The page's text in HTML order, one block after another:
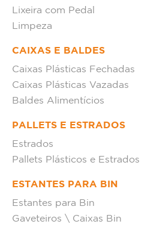
Lixeira com Pedal
Limpeza
CAIXAS E BALDES
Caixas Plásticas Fechadas
Caixas Plásticas Vazadas
Baldes Alimentícios
PALLETS E ESTRADOS
Estrados
Pallets Plásticos e Estrados
ESTANTES PARA BIN
Estantes para Bin
Gaveteiros \ Caixas Bin